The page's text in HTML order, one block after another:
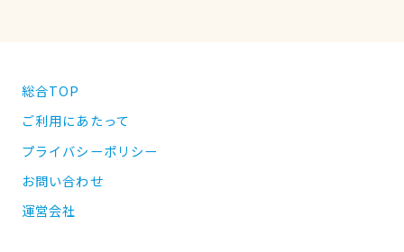
総合TOP
ご利用にあたって
プライバシーポリシー
お問い合わせ
運営会社